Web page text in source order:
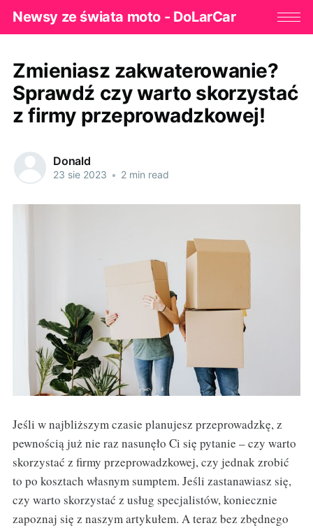
Newsy ze świata moto - DoLarCar
Zmieniasz zakwaterowanie?
Sprawdź czy warto skorzystać
z firmy przeprowadzkowej!
Donald
23 sie 2023 • 2 min read
Jeśli w najbliższym czasie planujesz przeprowadzkę, z
pewnością już nie raz nasunęło Ci się pytanie – czy warto
skorzystać z firmy przeprowadzkowej, czy jednak zrobić
to po kosztach własnym sumptem. Jeśli zastanawiasz się,
czy warto skorzystać z usług specjalistów, koniecznie
zapoznaj się z naszym artykułem. A teraz bez zbędnego